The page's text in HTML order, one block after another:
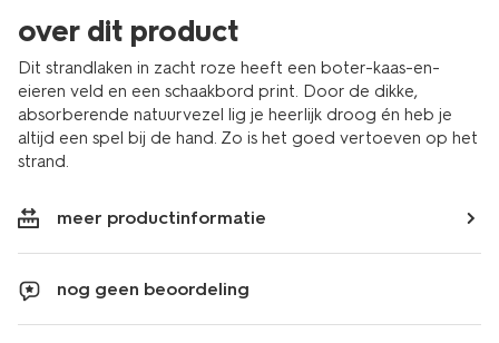
over dit product
Dit strandlaken in zacht roze heeft een boter-kaas-en-
eieren veld en een schaakbord print. Door de dikke,
absorberende natuurvezel lig je heerlijk droog én heb je
altijd een spel bij de hand. Zo is het goed vertoeven op het
strand.
meer productinformatie
nog geen beoordeling